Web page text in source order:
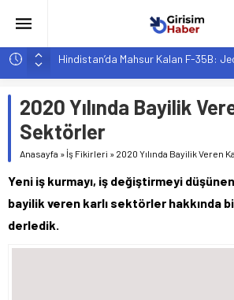
Hindistan’da Mahsur Kalan F-35B:
Yapay Zeka Destekli Asistanlar: Elon
Hamle mi?
Girişimcilik ve Yaşam Tarzı: Şehir
Etkileri
YZ ile Tüketici Girişimciliği: Yeni
Girişimciler İçin MYK Belgeli Personel
Bir Tercih Değil, Zorunluluk?
2020 Yılında Bayilik
Sektörler
Anasayfa » İş Fikirleri » 2020 Yılında Bayilik Veren
Yeni iş kurmayı, iş değiştirmeyi
bayilik veren karlı sektörler hakkında
derledik.